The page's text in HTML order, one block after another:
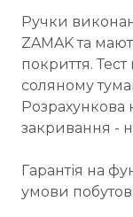
Ручки
ZAMAK та
покриття. Тест
соляному
Розрахункова
закривання -
Гарантія на
умови